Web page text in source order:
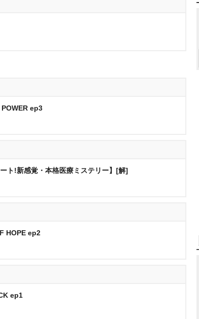
POWER ep3
ト!新感覚・本格医療ミステリー】[解]
HOPE ep2
ep1